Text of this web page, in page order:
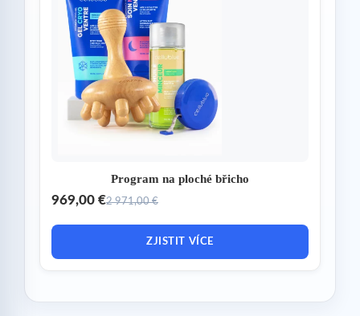
Program na ploché břicho
969,00 €2 971,00 €
ZJISTIT VÍCE